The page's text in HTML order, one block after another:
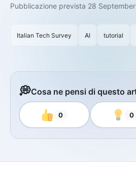
Pubblicazione prevista 28 September
Italian Tech Survey AI tutorial
💭Cosa ne pensi di questo
0 0